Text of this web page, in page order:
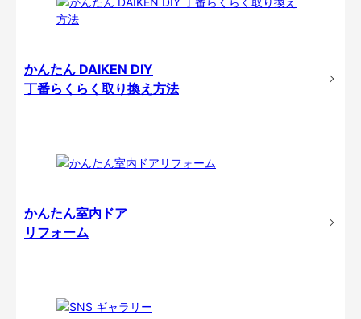
かんたん DAIKEN DIY
丁番らくらく取り換え方法
かんたん室内ドア
リフォーム